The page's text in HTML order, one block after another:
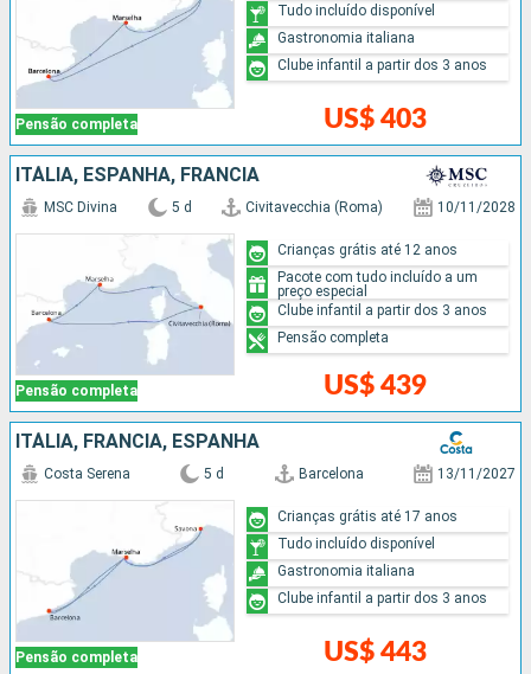
Pensão completa US$ 403
Tudo incluído disponível
Gastronomia italiana
Clube infantil a partir dos 3 anos
ITÁLIA, ESPANHA, FRANCIA
Pensão completa
MSC Divina 5 d Civitavecchia (Roma) 10/11/2028
US$ 439
Crianças grátis até 12 anos
Pacote com tudo incluído a um
preço especial
Clube infantil a partir dos 3 anos
Pensão completa
ITÁLIA, FRANCIA, ESPANHA
Pensão completa
Costa Serena 5 d Barcelona 13/11/2027
US$ 443
Crianças grátis até 17 anos
Tudo incluído disponível
Gastronomia italiana
Clube infantil a partir dos 3 anos